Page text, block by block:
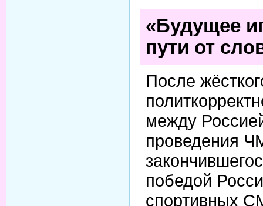
«Будущее
пути от
После
между
проведения
победой
спортивных